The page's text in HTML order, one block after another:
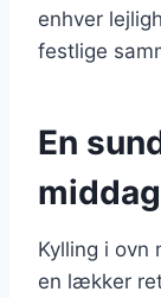
enhver
festlige
En
Kylling i ovn
en lækker